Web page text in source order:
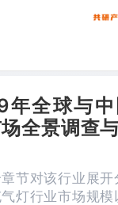
全球与
全景调查
节对该行业展开
灯行业市场规模